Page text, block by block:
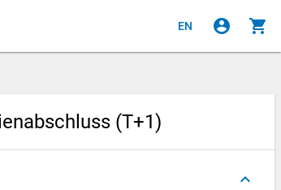
EN account_circle shopping_cart
(T+1)
keyboard_arrow_up